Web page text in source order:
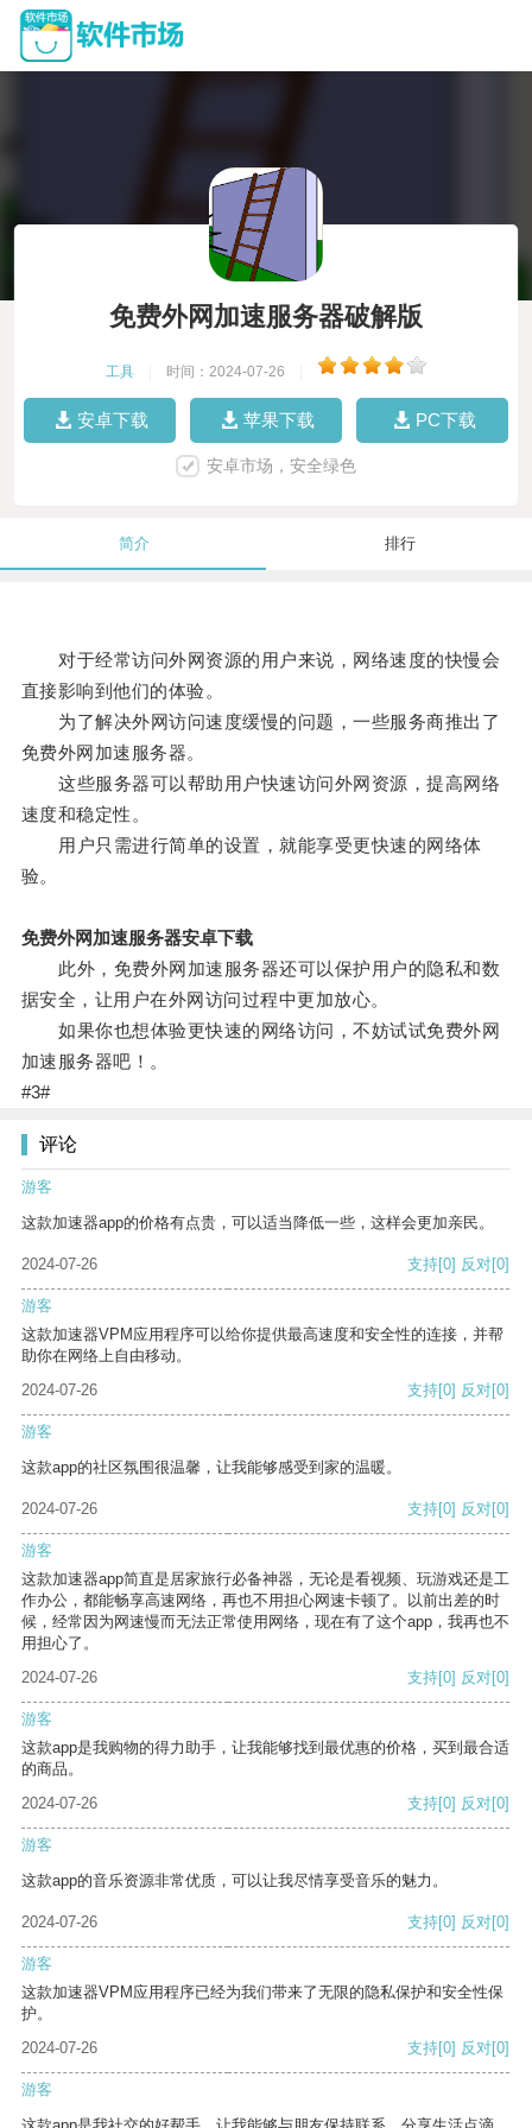
免费外网加速服务器破解版
工具 时间：2024-07-26
安卓下载 苹果下载 PC下载
安卓市场，安全绿色
简介 排行
对于经常访问外网资源的用户来说，网络速度的快慢会
直接影响到他们的体验。
为了解决外网访问速度缓慢的问题，一些服务商推出了
免费外网加速服务器。
这些服务器可以帮助用户快速访问外网资源，提高网络
速度和稳定性。
用户只需进行简单的设置，就能享受更快速的网络体
验。
免费外网加速服务器安卓下载
此外，免费外网加速服务器还可以保护用户的隐私和数
据安全，让用户在外网访问过程中更加放心。
如果你也想体验更快速的网络访问，不妨试试免费外网
加速服务器吧！。
#3#
评论
游客
这款加速器app的价格有点贵，可以适当降低一些，这样会更加亲民。
2024-07-26 支持[0] 反对[0]
游客
这款加速器VPM应用程序可以给你提供最高速度和安全性的连接，并帮
助你在网络上自由移动。
2024-07-26
支持[0] 反对[0]
游客
这款app的社区氛围很温馨，让我能够感受到家的温暖。
2024-07-26 支持[0] 反对[0]
游客
这款加速器app简直是居家旅行必备神器，无论是看视频、玩游戏还是工
作办公，都能畅享高速网络，再也不用担心网速卡顿了。以前出差的时
候，经常因为网速慢而无法正常使用网络，现在有了这个app，我再也不
用担心了。
2024-07-26
支持[0] 反对[0]
游客
这款app是我购物的得力助手，让我能够找到最优惠的价格，买到最合适
的商品。
2024-07-26
支持[0] 反对[0]
游客
这款app的音乐资源非常优质，可以让我尽情享受音乐的魅力。
2024-07-26 支持[0] 反对[0]
游客
这款加速器VPM应用程序已经为我们带来了无限的隐私保护和安全性保
护。
2024-07-26
支持[0] 反对[0]
游客